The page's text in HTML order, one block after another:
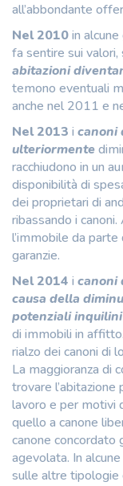
all’abbondante
Nel 2010in
fa sentire sui valori,
abitazioni
temono eventuali
anche nel 2011 e
Nel 2013 i canoni
ulteriormente
racchiudono in un
disponibilità di
dei proprietari di
ribassando i
l’immobile da
garanzie.
Nel 2014 i canoni
causa della
potenziali
di immobili in
rialzo dei canoni di
La maggioranza di
trovare
lavoro e per motivi
quello a canone
canone concordato
agevolata. In
sulle altre tipologie